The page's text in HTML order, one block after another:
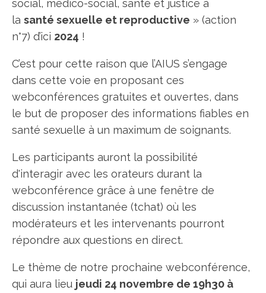
social, médico-social, santé et justice à
la santé sexuelle et reproductive » (action
n°7) d’ici 2024 !
C’est pour cette raison que l’AIUS s’engage
dans cette voie en proposant ces
webconférences gratuites et ouvertes, dans
le but de proposer des informations fiables en
santé sexuelle à un maximum de soignants.
Les participants auront la possibilité
d'interagir avec les orateurs durant la
webconférence grâce à une fenêtre de
discussion instantanée (tchat) où les
modérateurs et les intervenants pourront
répondre aux questions en direct.
Le thème de notre prochaine webconférence,
qui aura lieu jeudi 24 novembre de 19h30 à